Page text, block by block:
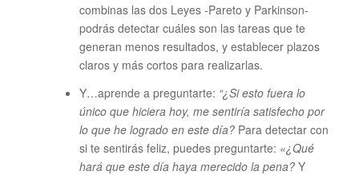
combinas las dos Leyes -Pareto y Parkinson-
podrás detectar cuáles son las tareas que te
generan menos resultados, y establecer plazos
claros y más cortos para realizarlas.
Y…aprende a preguntarte: “¿Si esto fuera lo
único que hiciera hoy, me sentiría satisfecho por
lo que he logrado en este día? Para detectar con
si te sentirás feliz, puedes preguntarte: «¿Qué
hará que este día haya merecido la pena? Y